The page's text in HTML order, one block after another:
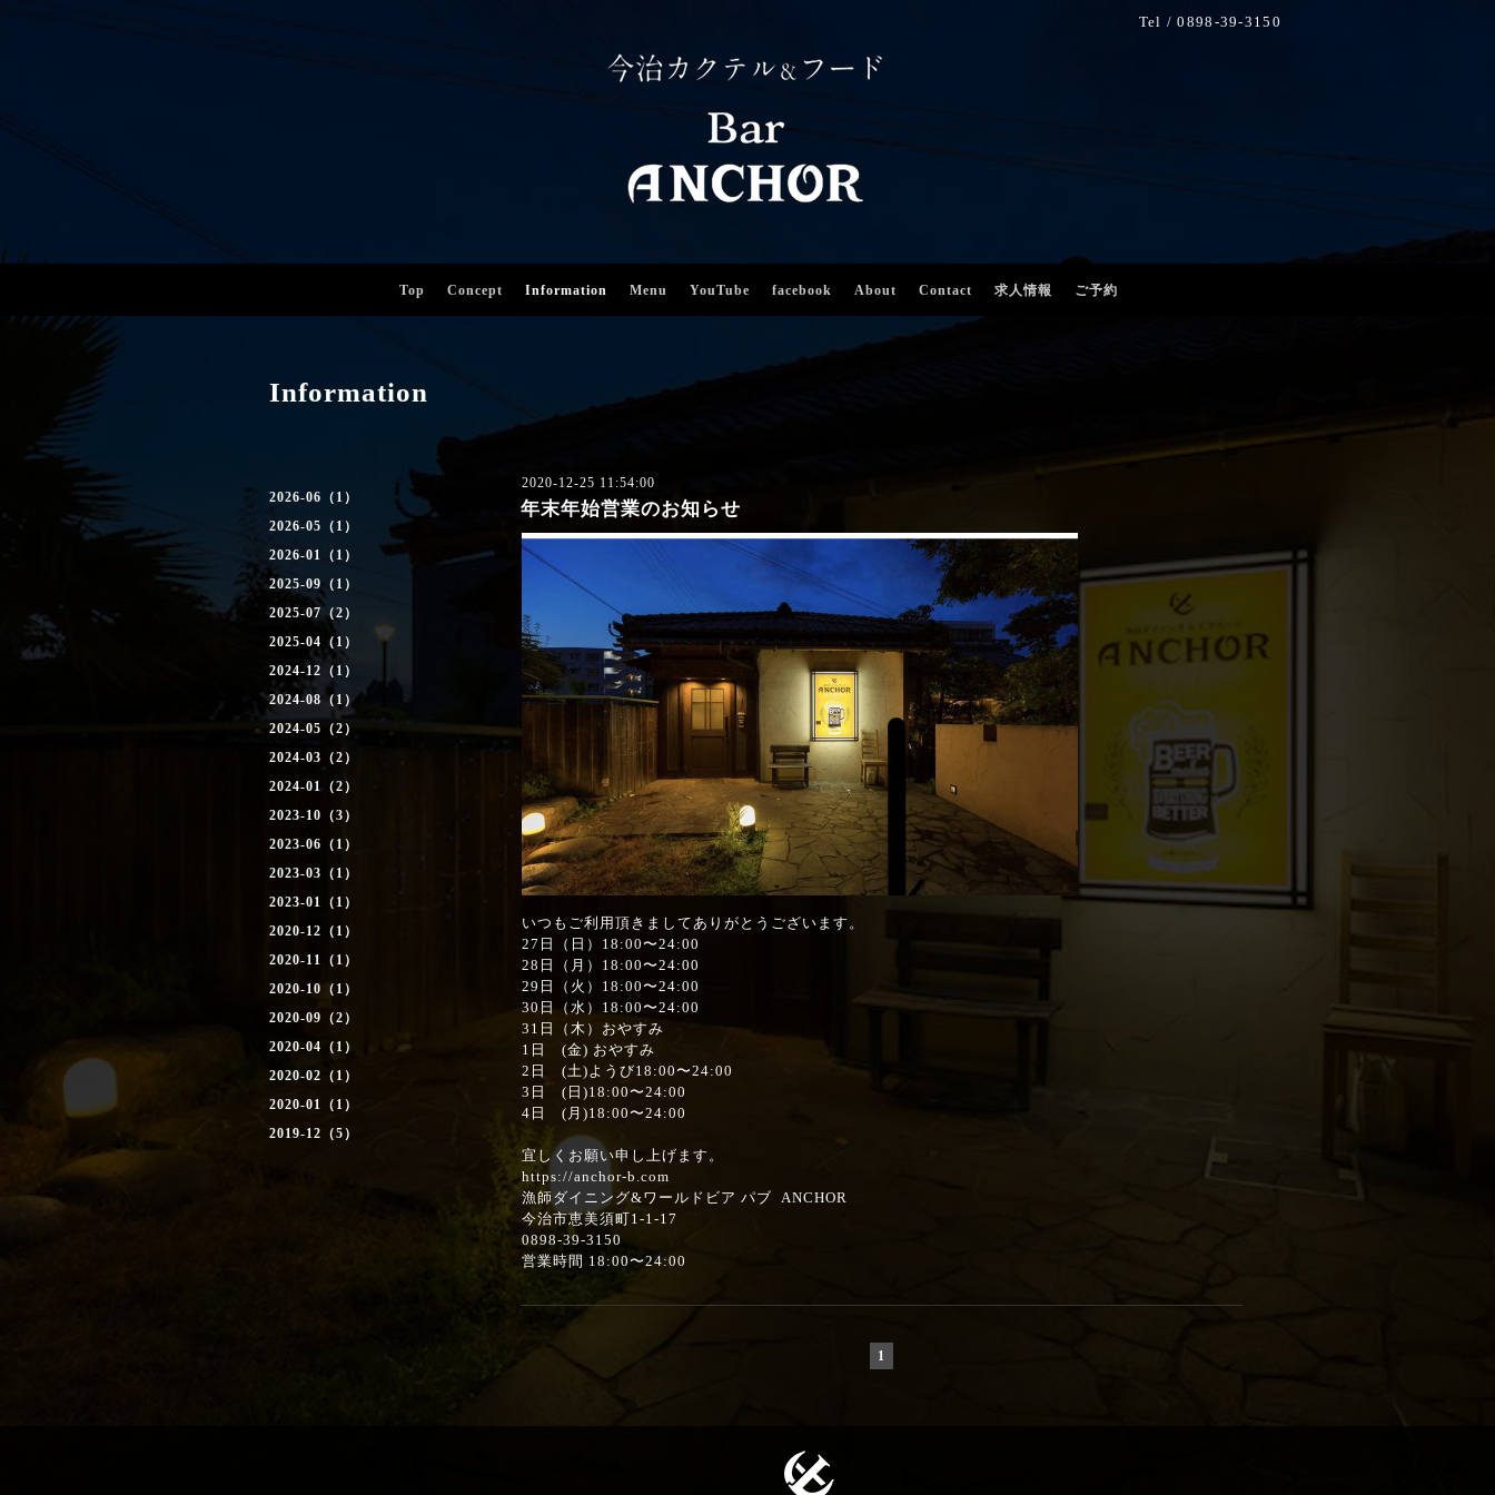
Tel / 0898-39-3150
Top Concept Information Menu YouTube facebook About Contact 求人情報 ご予約
2026-06（1）
2026-05（1）
2026-01（1）
2025-09（1）
2025-07（2）
2025-04（1）
2024-12（1）
2024-08（1）
2024-05（2）
2024-03（2）
2024-01（2）
2023-10（3）
2023-06（1）
2023-03（1）
2023-01（1）
2020-12（1）
2020-11（1）
2020-10（1）
2020-09（2）
2020-04（1）
2020-02（1）
2020-01（1）
2019-12（5）
Information
2020-12-25 11:54:00
年末年始営業のお知らせ
いつもご利用頂きましてありがとうございます。
27日（日）18:00〜24:00
28日（月）18:00〜24:00
29日（火）18:00〜24:00
30日（水）18:00〜24:00
31日（木）おやすみ
1日 (金) おやすみ
2日 (土)ようび18:00〜24:00
3日 (日)18:00〜24:00
4日 (月)18:00〜24:00
宜しくお願い申し上げます。
https://anchor-b.com
漁師ダイニング&ワールドビア パブ ANCHOR
今治市恵美須町1-1-17
0898-39-3150
営業時間 18:00〜24:00
1